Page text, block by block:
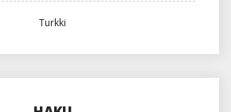
Turkki